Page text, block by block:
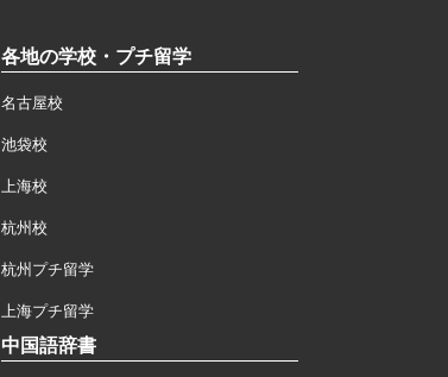
各地の学校・プチ留学
名古屋校
池袋校
上海校
杭州校
杭州プチ留学
上海プチ留学
中国語辞書